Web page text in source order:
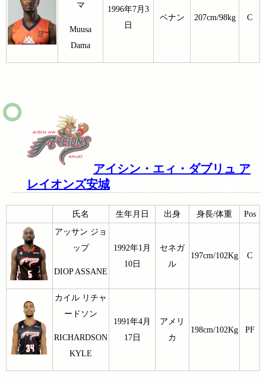
マ
Muusa
Dama
1996年7月3
日
ベナン 207cm/98kg C
アイシン・エィ・ダブリュ ア
レイオンズ安城
氏名 生年月日 出身 身長/体重
Pos
アッサン ジョ
ップ
DIOP ASSANE
1992年1月
10日
セネガ
ル
197cm/102Kg C
カイル リチャ
ードソン
RICHARDSON
KYLE
1991年4月
17日
アメリ
カ
198cm/102Kg PF